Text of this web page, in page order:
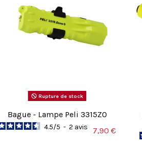
Rupture de stock
Bague - Lampe Peli 3315Z0
4.5/5 - 2 avis 7,90 €